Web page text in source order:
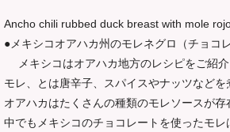
Ancho chili rubbed duck breast with mole
●メキシコオアハカ州のモレネグロ（チョコ
メキシコはオアハカ地方のレシピをご紹介
モレ、とは唐辛子、スパイスやナッツなどを
オアハカはたくさんの種類のモレソースが存
中でもメキシコのチョコレートを使ったモレ